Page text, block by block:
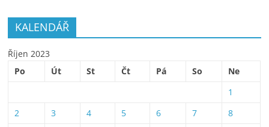
KALENDÁŘ
Říjen 2023
Po
Út St Čt Pá So
Ne
1
2
3 4 5 6 7
8